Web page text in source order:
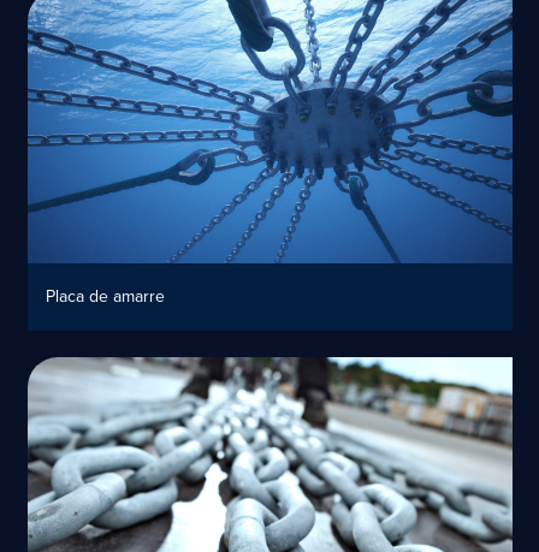
Placa de amarre